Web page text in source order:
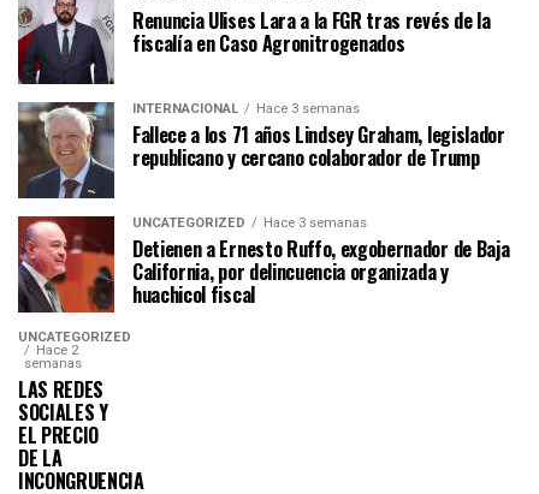
Renuncia Ulises Lara a la FGR tras revés de la
fiscalía en Caso Agronitrogenados
INTERNACIONAL Hace 3 semanas
Fallece a los 71 años Lindsey Graham, legislador
republicano y cercano colaborador de Trump
UNCATEGORIZED Hace 3 semanas
Detienen a Ernesto Ruffo, exgobernador de Baja
California, por delincuencia organizada y
huachicol fiscal
UNCATEGORIZED
Hace 2
semanas
LAS REDES
SOCIALES Y
EL PRECIO
DE LA
INCONGRUENCIA